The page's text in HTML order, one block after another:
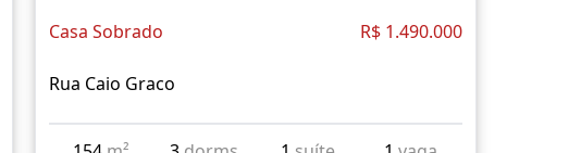
Casa Sobrado R$ 1.490.000
Rua Caio Graco